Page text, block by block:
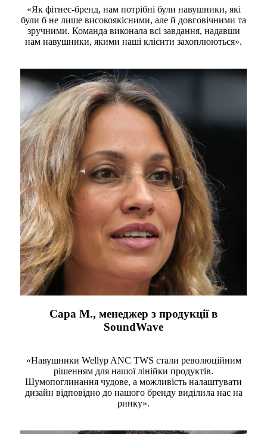
«Як фітнес-бренд, нам потрібні були навушники, які
були б не лише високоякісними, але й довговічними та
зручними. Команда виконала всі завдання, надавши
нам навушники, якими наші клієнти захоплюються».
Сара М., менеджер з продукції в
SoundWave
«Навушники Wellyp ANC TWS стали революційним
рішенням для нашої лінійки продуктів.
Шумопоглинання чудове, а можливість налаштувати
дизайн відповідно до нашого бренду виділила нас на
ринку».